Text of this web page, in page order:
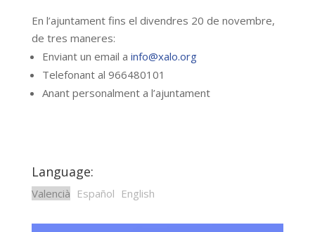
En l’ajuntament fins el divendres 20 de novembre,
de tres maneres:
Enviant un email a info@xalo.org
Telefonant al 966480101
Anant personalment a l’ajuntament
Language:
Valencià Español English